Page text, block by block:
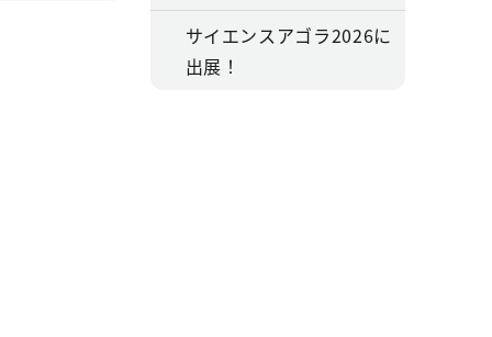
サイエンスアゴラ2026に
出展！